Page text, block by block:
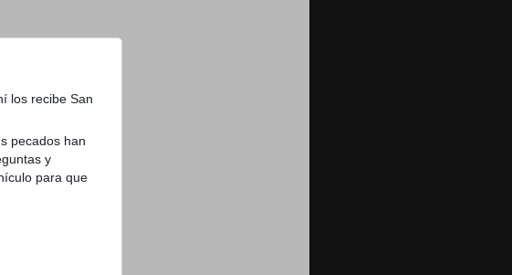
los recibe San
pecados han
y
para que